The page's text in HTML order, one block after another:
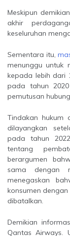
Meskipun demikian, saham Qantas dilaporkan stagnan pada
akhir
keseluruhan
Sementara itu,
menunggu untuk
kepada lebih dari
pada tahun
pemutusan
Tindakan hukum oleh ACCC terkait ‘penerbangan hantu’ ini
dilayangkan
pada tahun
tentang
berargumen
sama dengan
menegaskan
konsumen
dibatalkan.
Demikian informasi seputar denda yang dikenakan kepada
Qantas Airways.